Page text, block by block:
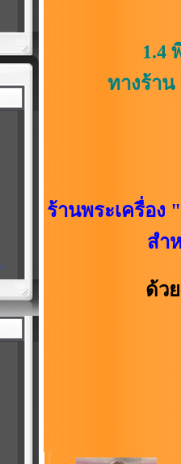
1.4 พิเศษสุ
ทางร้าน
ร้านพระเครื่อง
สำ
ด้ว